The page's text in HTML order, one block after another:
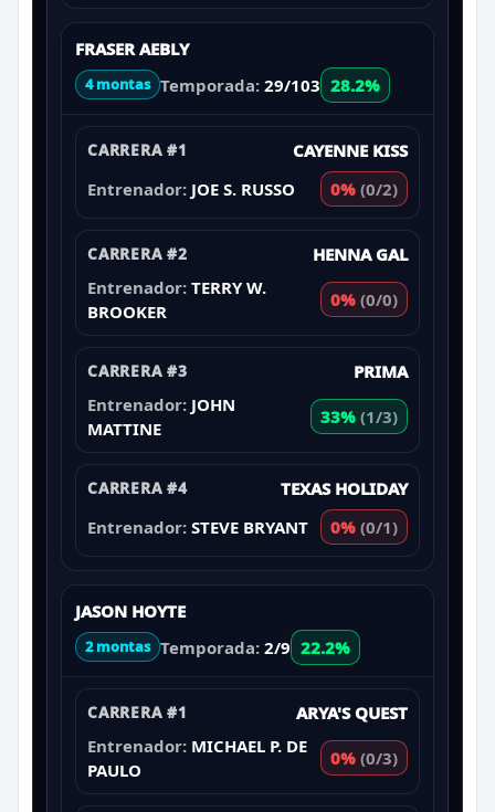
FRASER AEBLY
4 montas Temporada: 29/103 28.2%
CARRERA #1
CAYENNE KISS
Entrenador: JOE S. RUSSO 0% (0/2)
CARRERA #2
HENNA GAL
Entrenador: TERRY W.
BROOKER
0% (0/0)
CARRERA #3
PRIMA
Entrenador: JOHN
MATTINE
33% (1/3)
CARRERA #4
TEXAS HOLIDAY
Entrenador: STEVE BRYANT 0% (0/1)
JASON HOYTE
2 montas Temporada: 2/9 22.2%
CARRERA #1
ARYA'S QUEST
Entrenador: MICHAEL P. DE
PAULO
0% (0/3)